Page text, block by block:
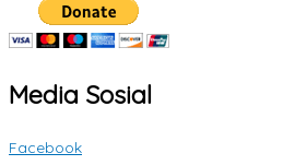
Media Sosial
Facebook